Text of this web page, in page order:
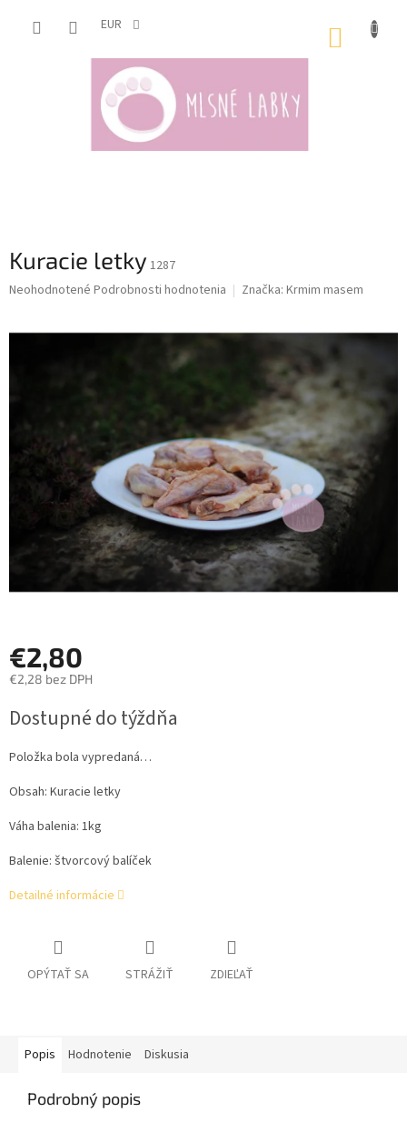
EUR
Kuracie letky 1287
Priemerné
Neohodnotené Podrobnosti hodnotenia Značka: Krmim masem
€2,80
€2,28 bez DPH
cena:
Dostupné do týždňa
Položka bola vypredaná…
Obsah: Kuracie letky
Váha balenia: 1kg
Balenie: štvorcový balíček
Detailné informácie
OPÝTAŤ SA STRÁŽIŤ ZDIEĽAŤ
Popis Hodnotenie Diskusia
Podrobný popis